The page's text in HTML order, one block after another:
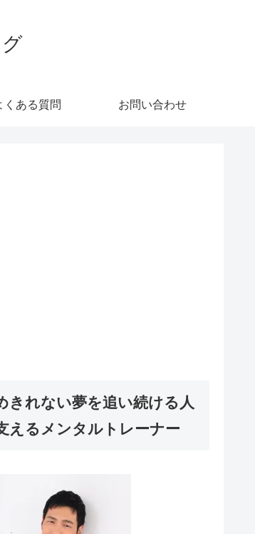
くある質問 お問い合わせ
きれない夢を追い続ける人
えるメンタルトレーナー